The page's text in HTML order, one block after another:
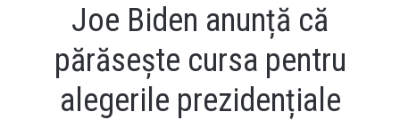
Joe Biden anunță că
părăsește cursa pentru
alegerile prezidențiale